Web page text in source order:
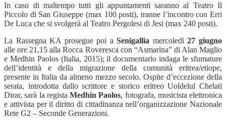
In caso di maltempo tutti gli appuntamenti saranno al Teatro Il
Piccolo di San Giuseppe (max 100 posti), tranne l’incontro con Erri
De Luca che si svolgerà al Teatro Pergolesi di Jesi (max 240 posti).
La Rassegna KA prosegue poi aSenigallia mercoledì27 giugno
alle ore 21,15 alla Rocca Roveresca con “Asmarina” di Alan Maglio
e Medhin Paolos (Italia, 2015); il documentario indaga le sfumature
dell’identità e della migrazione della comunità eritrea/etiope,
presente in Italia da almeno mezzo secolo. Ospite d’eccezione della
serata, introdotta dallo scrittore e storico eritreo Uoldelul Chelati
Dirar, sarà la regista Medhin Paolos, fotografa, musicista elettronica
e attivista per il diritto di cittadinanza nell’organizzazione Nazionale
Rete G2 – Seconde Generazioni.